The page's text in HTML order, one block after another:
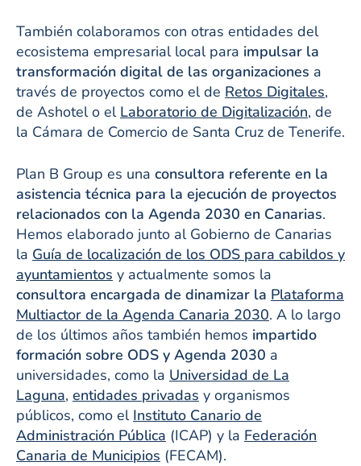
También colaboramos con otras entidades del
ecosistema empresarial local para impulsar la
transformación digital de las organizaciones a
través de proyectos como el de Retos Digitales,
de Ashotel o el Laboratorio de Digitalización, de
la Cámara de Comercio de Santa Cruz de Tenerife.
Plan B Group es una consultora referente en la
asistencia técnica para la ejecución de proyectos
relacionados con la Agenda 2030 en Canarias.
Hemos elaborado junto al Gobierno de Canarias
la Guía de localización de los ODS para cabildos y
ayuntamientos y actualmente somos la
consultora encargada de dinamizar la Plataforma
Multiactor de la Agenda Canaria 2030. A lo largo
de los últimos años también hemos impartido
formación sobre ODS y Agenda 2030 a
universidades, como la Universidad de La
Laguna, entidades privadas y organismos
públicos, como el Instituto Canario de
Administración Pública (ICAP) y la Federación
Canaria de Municipios (FECAM).